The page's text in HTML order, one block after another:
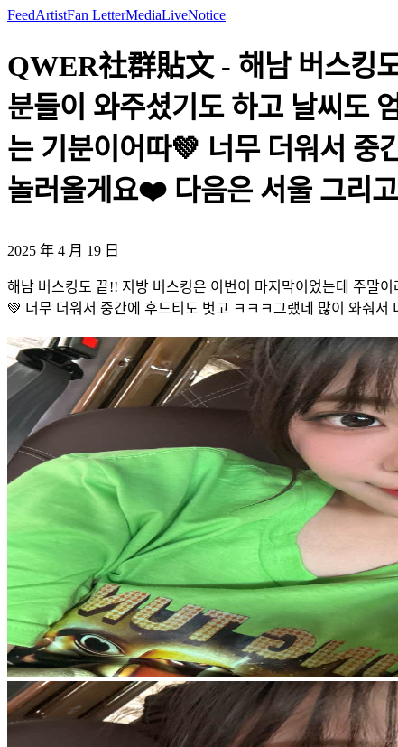
FeedArtistFan LetterMediaLiveNotice
QWER社群貼文 - 해남 버스킹
분들이 와주셨기도 하고 날씨도
는 기분이어따💚 너무 더워서 중
놀러올게요❤️ 다음은 서울 그리
2025 年 4 月 19 日
해남 버스킹도 끝!! 지방 버스킹은 이번이 마지막이었는데 주말
💚 너무 더워서 중간에 후드티도 벗고 ㅋㅋㅋ그랬네 많이 와줘